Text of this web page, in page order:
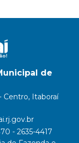
de
Centro, Itaboraí
- 2635-4417